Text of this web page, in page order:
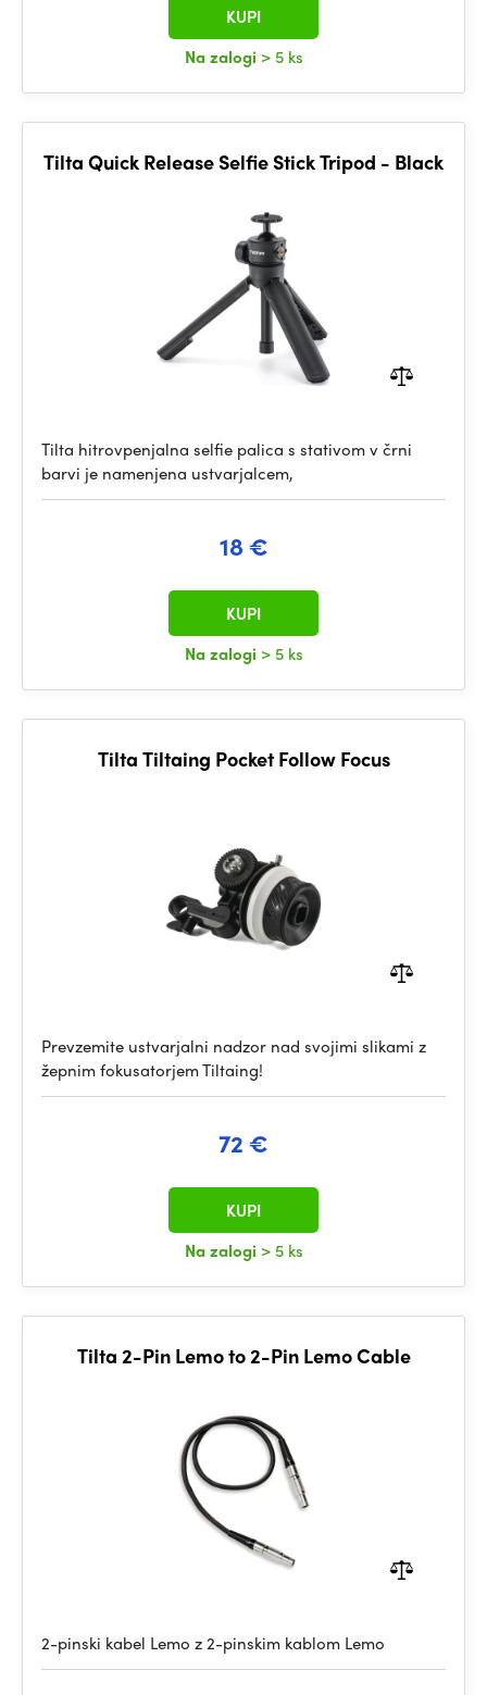
Na zalogi > 5 ks
KUPI
Tilta Quick Release Selfie Stick Tripod - Black
Tilta hitrovpenjalna selfie palica s stativom v črni
barvi je namenjena ustvarjalcem,
18 €
Na zalogi > 5 ks
KUPI
Tilta Tiltaing Pocket Follow Focus
Prevzemite ustvarjalni nadzor nad svojimi slikami z
žepnim fokusatorjem Tiltaing!
72 €
Na zalogi > 5 ks
KUPI
Tilta 2-Pin Lemo to 2-Pin Lemo Cable
2-pinski kabel Lemo z 2-pinskim kablom Lemo